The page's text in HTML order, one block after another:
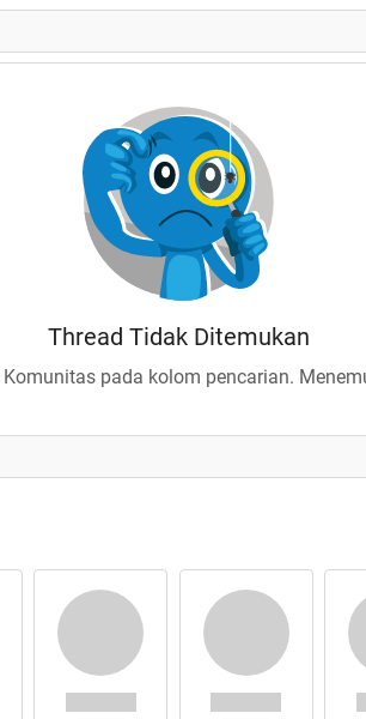
Thread Tidak Ditemukan
pada kolom pencarian.